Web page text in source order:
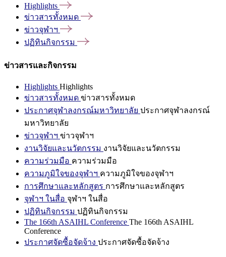
Highlights
ข่าวสารทั้งหมด
ข่าวจุฬาฯ
ปฏิทินกิจกรรม
ข่าวสารและกิจกรรม
Highlights Highlights
ข่าวสารทั้งหมด ข่าวสารทั้งหมด
ประกาศจุฬาลงกรณ์มหาวิทยาลัย ประกาศจุฬาลงกรณ์
มหาวิทยาลัย
ข่าวจุฬาฯ ข่าวจุฬาฯ
งานวิจัยและนวัตกรรม งานวิจัยและนวัตกรรม
ความร่วมมือ ความร่วมมือ
ความภูมิใจของจุฬาฯ ความภูมิใจของจุฬาฯ
การศึกษาและหลักสูตร การศึกษาและหลักสูตร
จุฬาฯ ในสื่อ จุฬาฯ ในสื่อ
ปฏิทินกิจกรรม ปฏิทินกิจกรรม
The 166th ASAIHL Conference The 166th ASAIHL
Conference
ประกาศจัดซื้อจัดจ้าง ประกาศจัดซื้อจัดจ้าง